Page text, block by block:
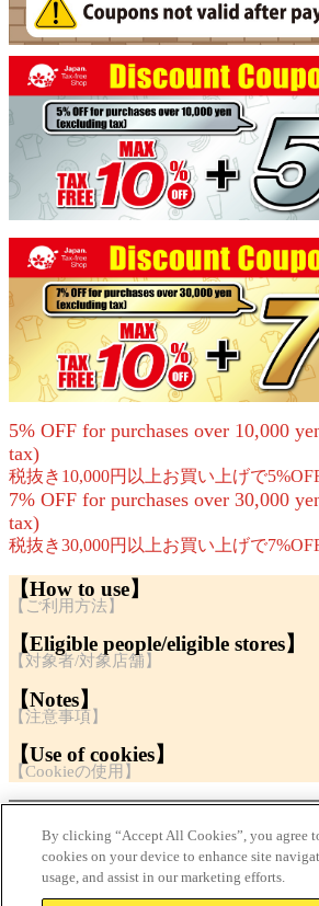
5% OFF for purchases over 10,000
tax)
税抜き10,000円以上お買い上げで
7% OFF for purchases over 30,000
tax)
税抜き30,000円以上お買い上げで
【How to use】
【ご利用方法】
【Eligible people/eligible stores】
【対象者/対象店舗】
【Notes】
【注意事項】
【Use of cookies】
【Cookieの使用】
★その他お得な情報はこちらをクリック
By clicking “Accept All Cookies”, you agree
cookies on your device to enhance site
usage, and assist in our marketing efforts.